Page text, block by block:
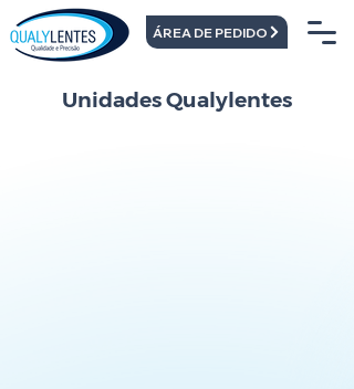
ÁREA DE PEDIDO
Unidades Qualylentes